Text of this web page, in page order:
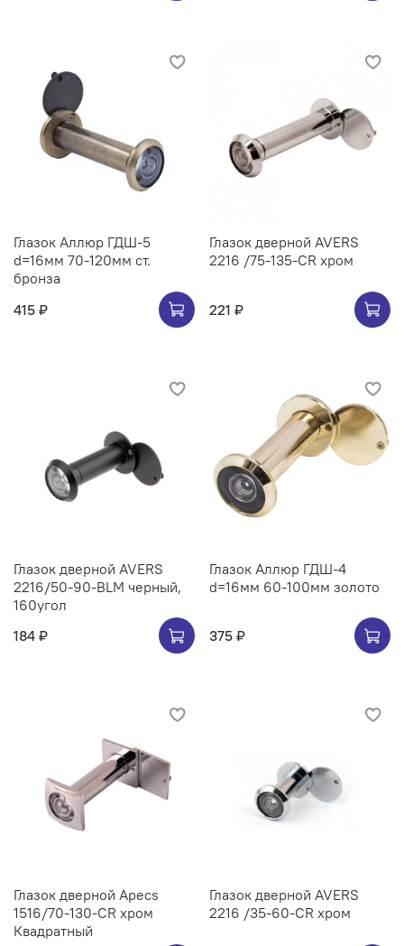
Глазок Аллюр ГДШ-5
d=16мм 70-120мм ст.
бронза
415 ₽
Глазок дверной AVERS
2216 /75-135-CR хром
221 ₽
Глазок дверной AVERS
2216/50-90-BLM черный,
160угол
184 ₽
Глазок Аллюр ГДШ-4
d=16мм 60-100мм золото
375 ₽
Глазок дверной Apecs
1516/70-130-CR хром
Квадратный
Глазок дверной AVERS
2216 /35-60-CR хром